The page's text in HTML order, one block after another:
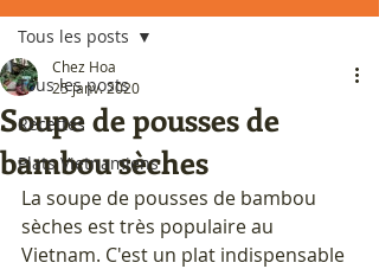
Tous les posts
Recettes
Plats Vietnamiens
Tous les posts
Soupe de pousses de
bambou sèches
Chez Hoa
25 janv. 2020
La soupe de pousses de bambou
sèches est très populaire au
Vietnam. C'est un plat indispensable